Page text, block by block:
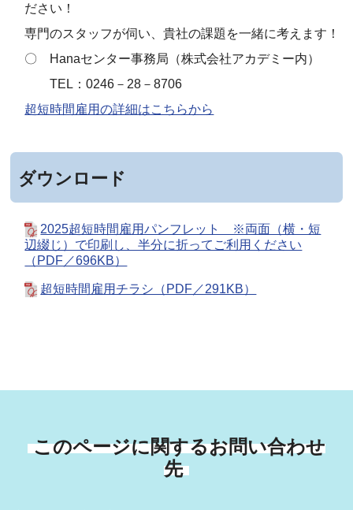
ださい！
専門のスタッフが伺い、貴社の課題を一緒に考えます！
〇 Hanaセンター事務局（株式会社アカデミー内）
TEL：0246－28－8706
超短時間雇用の詳細はこちらから
ダウンロード
2025超短時間雇用パンフレット ※両面（横・短
辺綴じ）で印刷し、半分に折ってご利用ください
（PDF／696KB）
超短時間雇用チラシ（PDF／291KB）
このページに関するお問い合わせ
先